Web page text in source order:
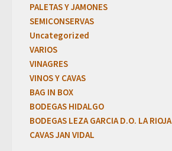
PALETAS Y JAMONES
SEMICONSERVAS
Uncategorized
VARIOS
VINAGRES
VINOS Y CAVAS
BAG IN BOX
BODEGAS HIDALGO
BODEGAS LEZA GARCIA D.O. LA RIOJA
CAVAS JAN VIDAL